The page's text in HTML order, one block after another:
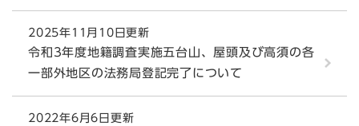
2025年11月10日更新
令和3年度地籍調査実施五台山、屋頭及び高須の各
一部外地区の法務局登記完了について
2022年6月6日更新